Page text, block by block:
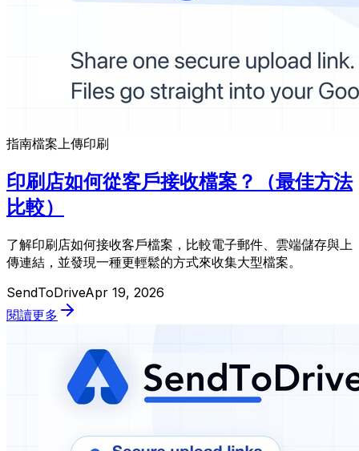
指南檔案上傳印刷
印刷店如何從客戶接收檔案？（最佳方法
比較）
了解印刷店如何接收客戶檔案，比較電子郵件、雲端儲存與上
傳連結，並發現一種更輕鬆的方式來收集大型檔案。
SendToDriveApr 19, 2026
閱讀更多